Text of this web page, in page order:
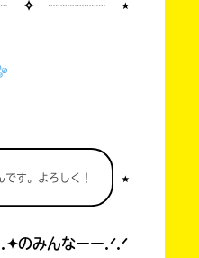
です。よろしく！
✧ ┈┈┈┈ ⋆
✧ ┈┈┈┈ ⋆
のみんなーー.ᐟ.ᐟ